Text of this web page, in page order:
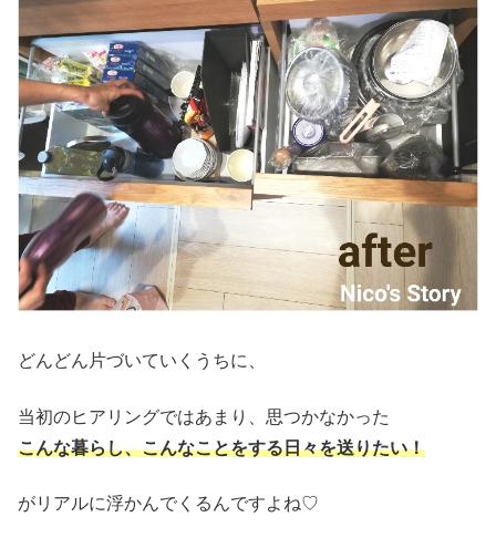
どんどん片づいていくうちに、
当初のヒアリングではあまり、思つかなかった
こんな暮らし、こんなことをする日々を送りたい！
がリアルに浮かんでくるんですよね♡